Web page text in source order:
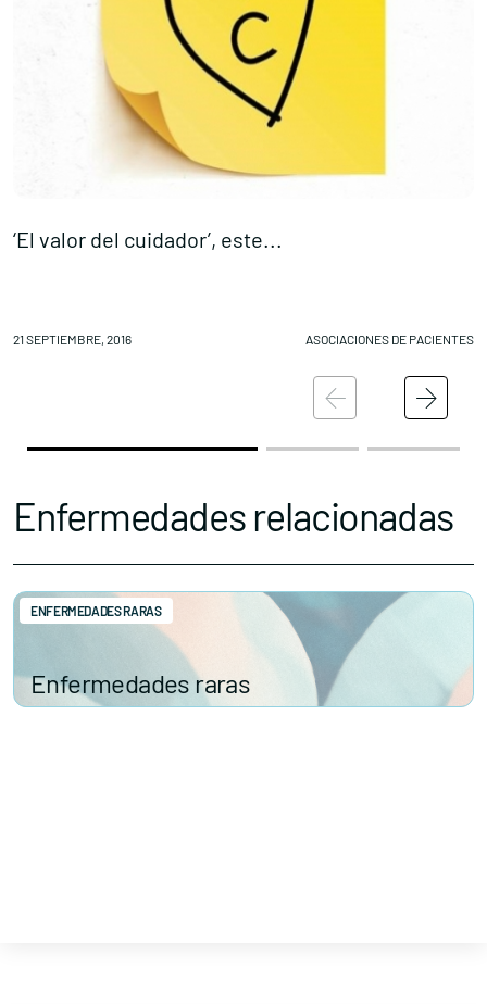
‘El valor del cuidador’, este...
21 SEPTIEMBRE, 2016 ASOCIACIONES DE PACIENTES
Enfermedades relacionadas
Enfermedades raras
ENFERMEDADES RARAS